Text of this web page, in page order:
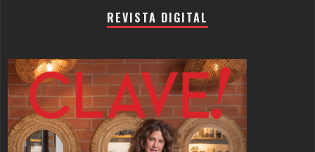
REVISTA DIGITAL